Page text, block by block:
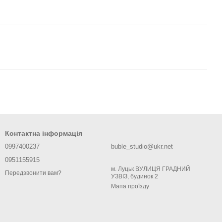
Контактна інформація
0997400237
0951155915
Передзвонити вам?
buble_studio@ukr.net
м. Луцьк ВУЛИЦЯ ГРАДНИЙ
УЗВІЗ, будинок 2
Мапа проїзду